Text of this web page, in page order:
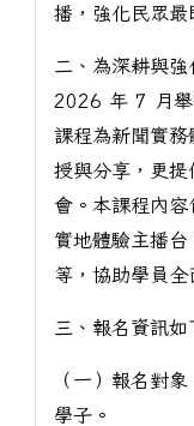
播，強化民眾最
二、為深耕與
2026 年 7 月舉
課程為新聞實務
授與分享，更提
會。本課程內容
實地體驗主播台
等，協助學員全
三、報名資訊如
（一）報名對
學子。